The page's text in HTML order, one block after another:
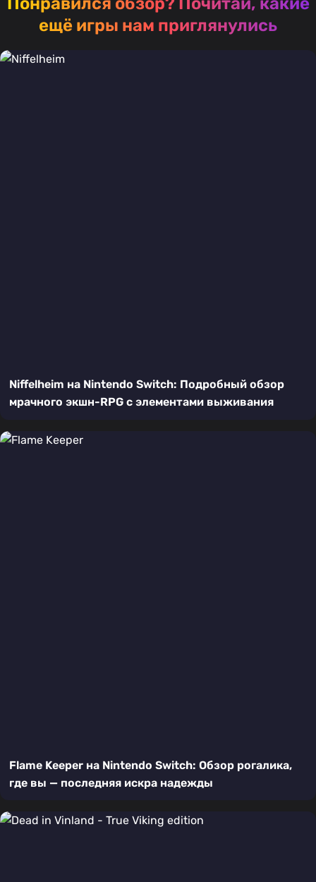
ещё игры нам приглянулись
Niffelheim на Nintendo Switch: Подробный обзор
мрачного экшн-RPG с элементами выживания
Flame Keeper на Nintendo Switch: Обзор рогалика,
где вы — последняя искра надежды